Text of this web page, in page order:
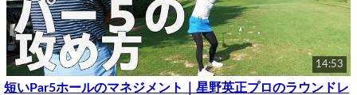
14:53
短いPar5ホールのマネジメント｜星野英正プロのラウンドレ